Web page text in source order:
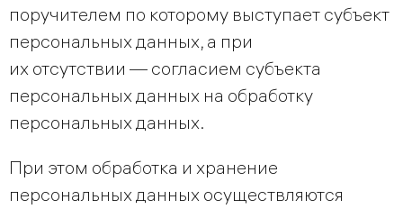
поручителем по которому выступает субъект
персональных данных, а при
их отсутствии — согласием субъекта
персональных данных на обработку
персональных данных.
При этом обработка и хранение
персональных данных осуществляются